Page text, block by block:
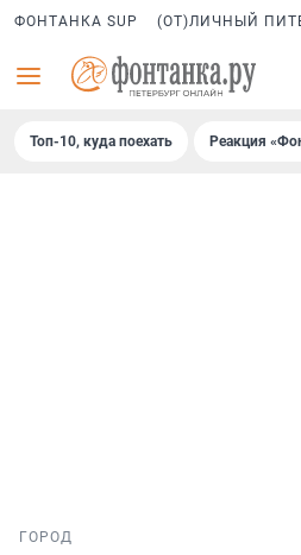
ФОНТАНКА SUP (ОТ)ЛИЧНЫЙ
Топ-10, куда поехать Реакция
ГОРОД